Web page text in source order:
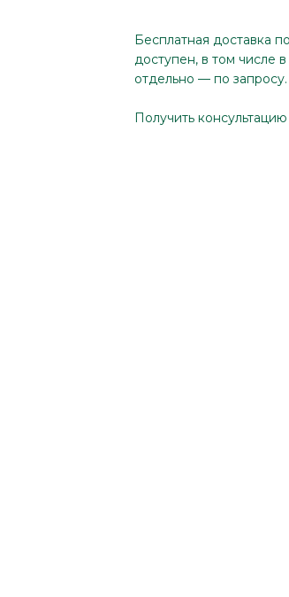
Бесплатная доставка
доступен, в том числе
отдельно — по запросу.
Получить консультацию